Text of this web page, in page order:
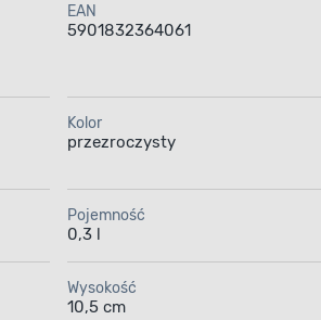
EAN
5901832364061
Kolor
przezroczysty
Pojemność
0,3 l
Wysokość
10,5 cm